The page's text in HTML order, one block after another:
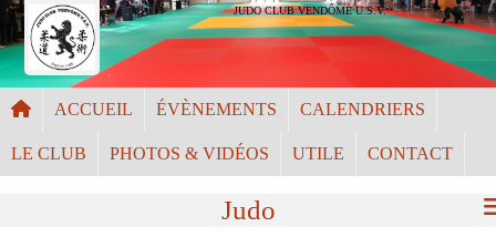
JUDO CLUB VENDÔME U.S.V.
ACCUEIL ÉVÈNEMENTS CALENDRIERS
LE CLUB PHOTOS & VIDÉOS UTILE CONTACT
Judo
Panneau de gestion des cookies